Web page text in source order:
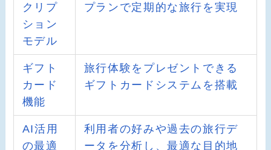
クリプ
ション
モデル
プランで定期的な旅行を実現
ギフト
カード
機能
旅行体験をプレゼントできる
ギフトカードシステムを搭載
AI活用
の最適
利用者の好みや過去の旅行デ
ータを分析し、最適な目的地